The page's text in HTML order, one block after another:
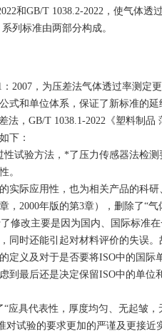
和GB/T 1038.2-2022，使气体
列标准由两部分构成。
，为压差法气体透过率测定
式和单位体系，保证了新标准的
，GB/T 1038.1-2022《塑料制品
下：
性试验方法，*了压力传感器法检
。
实际应用性，也为相关产品的科
，2000年版的第3章），删除了“
了修改主要是因为国内、国际标准
同时还能引起对材料评价的失误
定义及对于是否要将ISO中的国
到最后还是决定保留ISO中的单
应具代表性，厚度均匀、无起皱
对试验的要求更加的严谨及更接近